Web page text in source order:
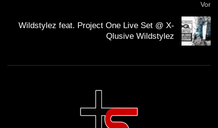
Vor
Wildstylez feat. Project One Live Set @ X-
Qlusive Wildstylez